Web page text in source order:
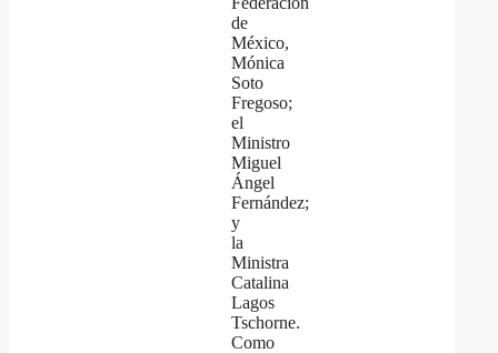
de
México,
Mónica
Soto
Fregoso;
el
Ministro
Miguel
Ángel
Fernández;
y
la
Ministra
Catalina
Lagos
Tschorne.
Como